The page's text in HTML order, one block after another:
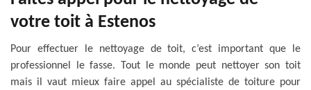
votre toit à Estenos
Pour effectuer le nettoyage de toit, c’est important que le
professionnel le fasse. Tout le monde peut nettoyer son toit
mais il vaut mieux faire appel au spécialiste de toiture pour